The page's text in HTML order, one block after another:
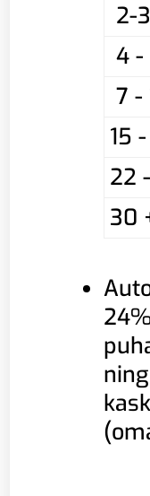
2-3
4 -
7 -
15
22
30